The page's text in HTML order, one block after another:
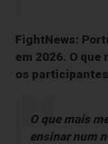
FightNews:
em 2026. O
os
O que mais
ensinar num